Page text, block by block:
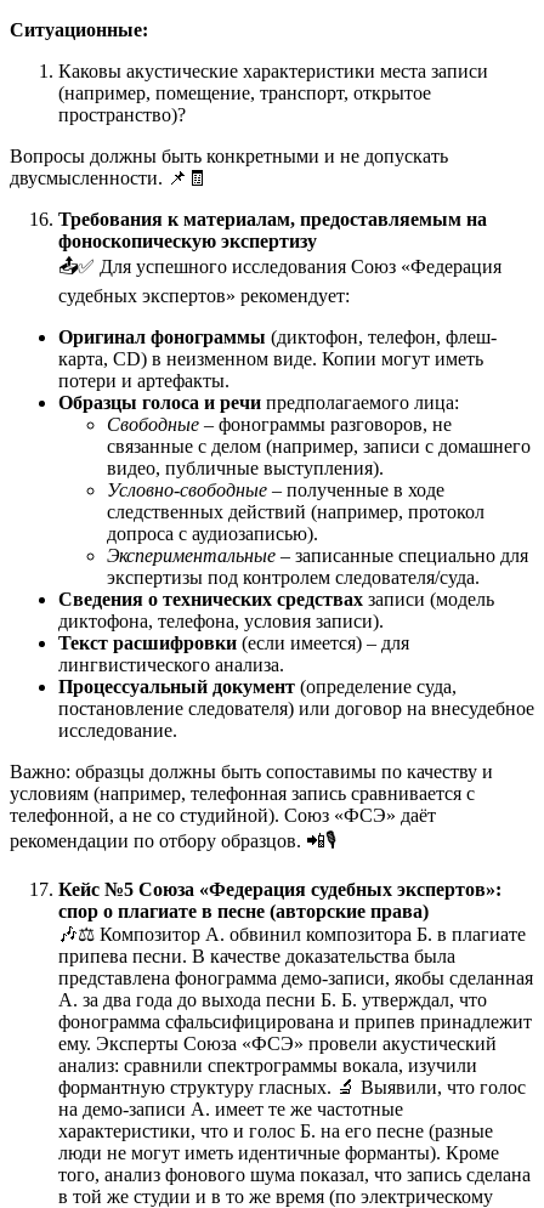
Ситуационные:
Каковы акустические характеристики места записи
(например, помещение, транспорт, открытое
пространство)?
Вопросы должны быть конкретными и не допускать
двусмысленности. 📌🧾
Требования к материалам, предоставляемым на
фоноскопическую экспертизу
📤✅ Для успешного исследования Союз «Федерация
судебных экспертов» рекомендует:
Оригинал фонограммы (диктофон, телефон, флеш-
карта, CD) в неизменном виде. Копии могут иметь
потери и артефакты.
Образцы голоса и речи предполагаемого лица:
Свободные – фонограммы разговоров, не
связанные с делом (например, записи с домашнего
видео, публичные выступления).
Условно-свободные – полученные в ходе
следственных действий (например, протокол
допроса с аудиозаписью).
Экспериментальные – записанные специально для
экспертизы под контролем следователя/суда.
Сведения о технических средствах записи (модель
диктофона, телефона, условия записи).
Текст расшифровки (если имеется) – для
лингвистического анализа.
Процессуальный документ (определение суда,
постановление следователя) или договор на внесудебное
исследование.
Важно: образцы должны быть сопоставимы по качеству и
условиям (например, телефонная запись сравнивается с
телефонной, а не со студийной). Союз «ФСЭ» даёт
рекомендации по отбору образцов. 📲🎙️
Кейс №5 Союза «Федерация судебных экспертов»:
спор о плагиате в песне (авторские права)
🎶⚖️ Композитор А. обвинил композитора Б. в плагиате
припева песни. В качестве доказательства была
представлена фонограмма демо-записи, якобы сделанная
А. за два года до выхода песни Б. Б. утверждал, что
фонограмма сфальсифицирована и припев принадлежит
ему. Эксперты Союза «ФСЭ» провели акустический
анализ: сравнили спектрограммы вокала, изучили
формантную структуру гласных. 🔬 Выявили, что голос
на демо-записи А. имеет те же частотные
характеристики, что и голос Б. на его песне (разные
люди не могут иметь идентичные форманты). Кроме
того, анализ фонового шума показал, что запись сделана
в той же студии и в то же время (по электрическому